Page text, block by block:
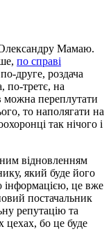
Олександру Мамаю.
по справі
друге, роздача
по-третє, на
можна переплутати
то наполягати на
так нічого і
відновленням
який буде його
інформацією, це вже
постачальник
репутацію та
цехах, бо це буде